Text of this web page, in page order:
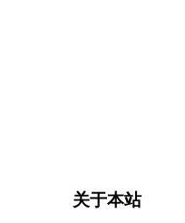
关于本站